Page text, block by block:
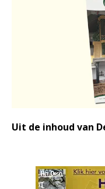
Uit de inhoud van